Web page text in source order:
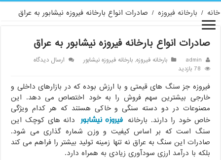
خانه / بارخانه فیروزه / صادرات انواع بارخانه فیروزه نیشابور به عراق
صادرات انواع بارخانه فیروزه نیشابور به عراق
admin بارخانه فیروزه,بارخانه فیروزه نیشابور
ارسال دیدگاه
78 بازدید
فیروزه جز سنگ های قیمتی و با ارزش بوده که در بازارهای داخلی و
خارجی بیشترین سهم فروش را به خود اختصاص می دهد. این
مصنوعات در دو دسته سنگی و خاکی هستند که هر کدام ویژگی
خاص خود را دارند. بارخانه فیروزه نیشابور دانه های کوچک این
سنگ است که بر اساس کیفیت و وزن شماره گذاری می شود.
صادرات این سنگ به عراق نه تنها زمینه تولید بیشتر را فراهم می کند
بلکه با درآمد ارزی سودآوری زیادی به همراه دارد.